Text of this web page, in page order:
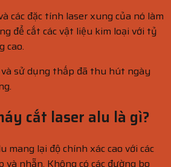
các đặc tính laser xung của nó làm
để cắt các vật liệu kim loại với tỷ
cao.
sử dụng thấp đã thu hút ngày
cắt laser alu là gì?
mang lại độ chính xác cao với các
và nhẵn. Không có các đường bo